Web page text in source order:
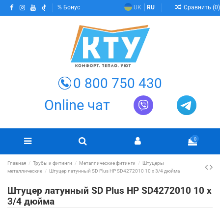
Бонус UK RU Сравнить (0)
0 800 750 430
Online чат
0
Главная Трубы и фитинги Металлические фитинги
Штуцеры
металлические
Штуцер латунный SD Plus НР SD4272010 10 х 3/4 дюйма
Штуцер латунный SD Plus НР SD4272010 10 х
3/4 дюйма